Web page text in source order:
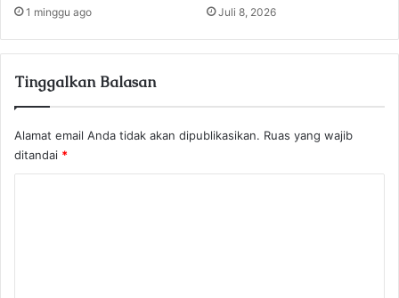
1 minggu ago Juli 8, 2026
Tinggalkan Balasan
Alamat email Anda tidak akan dipublikasikan. Ruas yang wajib
ditandai *